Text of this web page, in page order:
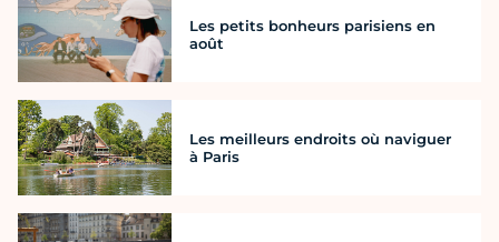
Les petits bonheurs parisiens en
août
Les meilleurs endroits où naviguer
à Paris